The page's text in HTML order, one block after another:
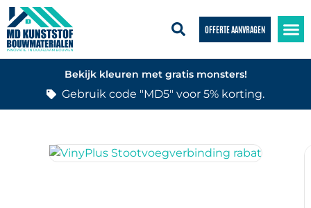
OFFERTE AANVRAGEN
Bekijk kleuren met gratis monsters!
Gebruik code "MD5" voor 5% korting.